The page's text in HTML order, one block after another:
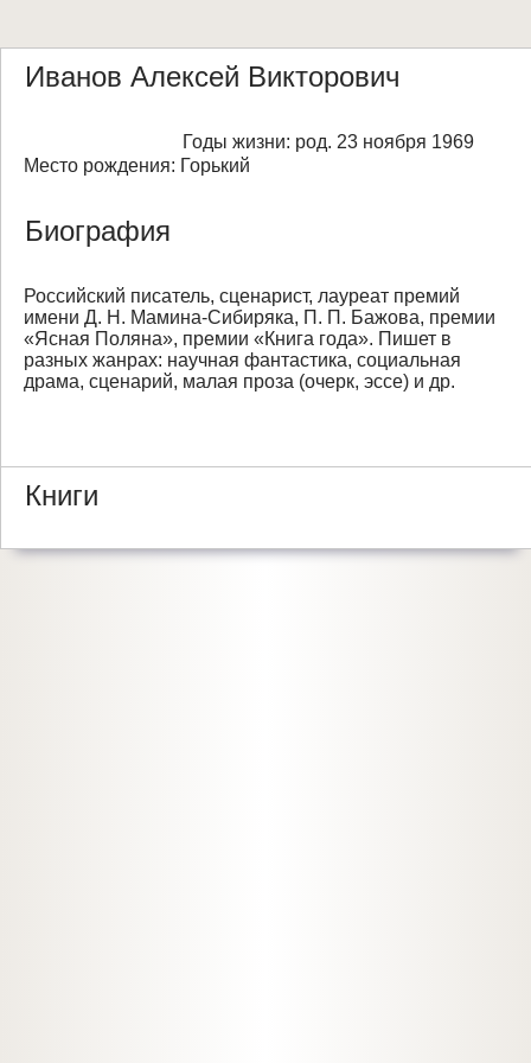
Иванов Алексей Викторович
Годы жизни: род. 23 ноября 1969
Место рождения: Горький
Биография
Российский писатель, сценарист, лауреат премий
имени Д. Н. Мамина-Сибиряка, П. П. Бажова, премии
«Ясная Поляна», премии «Книга года». Пишет в
разных жанрах: научная фантастика, социальная
драма, сценарий, малая проза (очерк, эссе) и др.
Книги